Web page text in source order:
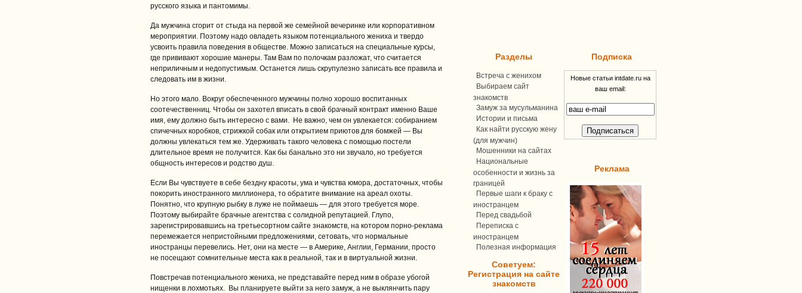
русского языка и пантомимы.
Да мужчина сгорит от стыда на первой же семейной вечеринке или корпоративном
мероприятии. Поэтому надо овладеть языком потенциального жениха и твердо
усвоить правила поведения в обществе. Можно записаться на специальные курсы,
где прививают хорошие манеры. Там Вам по полочкам разложат, что считается
неприличным и недопустимым. Останется лишь скрупулезно записать все правила и
следовать им в жизни.
Но этого мало. Вокруг обеспеченного мужчины полно хорошо воспитанных
соотечественниц. Чтобы он захотел вписать в свой брачный контракт именно Ваше
имя, ему должно быть интересно с вами. Не важно, чем он увлекается: собиранием
спичечных коробков, стрижкой собак или открытием приютов для бомжей — Вы
должны увлекаться тем же. Удерживать такого человека с помощью постели
длительное время не получится. Как бы банально это ни звучало, но требуется
общность интересов и родство душ.
Если Вы чувствуете в себе бездну красоты, ума и чувства юмора, достаточных, чтобы
покорить иностранного миллионера, то обратите внимание на ареал охоты.
Понятно, что крупную рыбку в луже не поймаешь — для этого требуется море.
Поэтому выбирайте брачные агентства с солидной репутацией. Глупо,
зарегистрировавшись на третьесортном сайте знакомств, на котором порно-реклама
перемежается непристойными предложениями, сетовать, что нормальные
иностранцы перевелись. Нет, они на месте — в Америке, Англии, Германии, просто
не посещают сомнительные места как в реальной, так и в виртуальной жизни.
Повстречав потенциального жениха, не представайте перед ним в образе убогой
нищенки в лохмотьях. Вы планируете выйти за него замуж, а не выклянчить пару
Разделы
Встреча с женихом
Выбираем сайт
знакомств
Замуж за мусульманина
Истории и письма
Как найти русскую жену
(для мужчин)
Мошенники на сайтах
Национальные
особенности и жизнь за
границей
Первые шаги к браку с
иностранцем
Перед свадьбой
Переписка c
иностранцем
Полезная информация
Советуем:
Регистрация на сайте
знакомств
Подписка
Новые статьи intdate.ru на
ваш email:
Реклама